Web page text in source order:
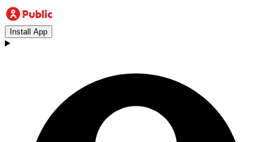
Install App